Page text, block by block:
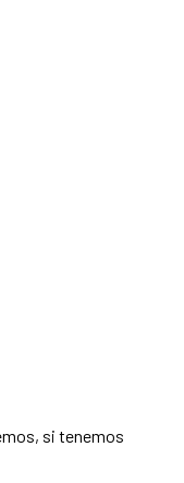
si tenemos